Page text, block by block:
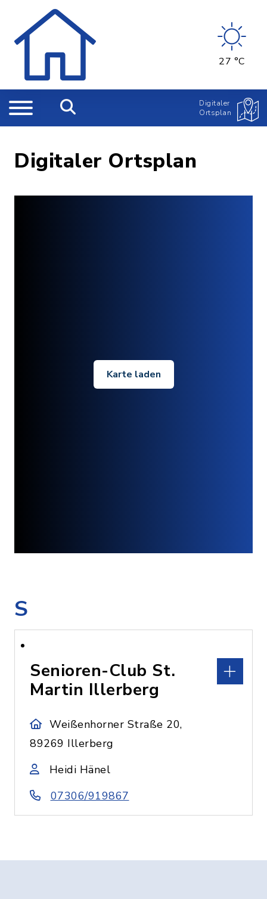
27 °C
Digitaler
Ortsplan
Digitaler Ortsplan
Karte laden
S
Senioren-Club St.
Martin Illerberg
Weißenhorner Straße 20,
89269 Illerberg
Heidi Hänel
07306/919867